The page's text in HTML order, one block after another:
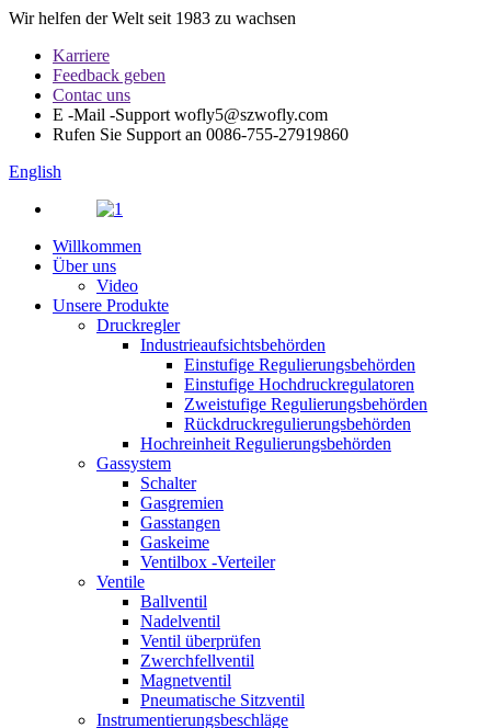
Wir helfen der Welt seit 1983 zu wachsen
Karriere
Feedback geben
Contac uns
E -Mail -Support wofly5@szwofly.com
Rufen Sie Support an 0086-755-27919860
English
Willkommen
Über uns
Video
Unsere Produkte
Druckregler
Industrieaufsichtsbehörden
Einstufige Regulierungsbehörden
Einstufige Hochdruckregulatoren
Zweistufige Regulierungsbehörden
Rückdruckregulierungsbehörden
Hochreinheit Regulierungsbehörden
Gassystem
Schalter
Gasgremien
Gasstangen
Gaskeime
Ventilbox -Verteiler
Ventile
Ballventil
Nadelventil
Ventil überprüfen
Zwerchfellventil
Magnetventil
Pneumatische Sitzventil
Instrumentierungsbeschläge